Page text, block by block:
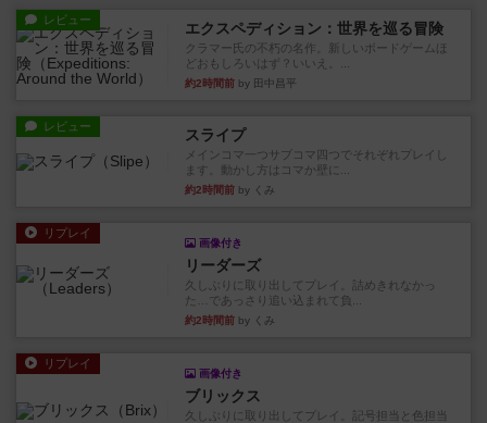
レビュー エクスペディション：世界を巡る冒険
クラマー氏の不朽の名作。新しいボードゲームほ
どおもしろいはず？いいえ。...
約2時間前 by 田中昌平
レビュー スライプ
メインコマ一つサブコマ四つでそれぞれプレイし
ます。動かし方はコマか壁に...
約2時間前 by くみ
リプレイ
画像付き
リーダーズ
久しぶりに取り出してプレイ。詰めきれなかっ
た…であっさり追い込まれて負...
約2時間前 by くみ
リプレイ
画像付き
ブリックス
久しぶりに取り出してプレイ。記号担当と色担当